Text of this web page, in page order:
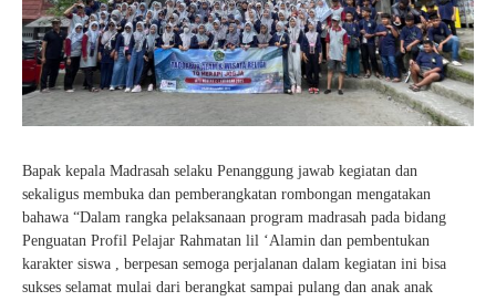
Bapak kepala Madrasah selaku Penanggung jawab kegiatan dan
sekaligus membuka dan pemberangkatan rombongan mengatakan
bahawa “Dalam rangka pelaksanaan program madrasah pada bidang
Penguatan Profil Pelajar Rahmatan lil ‘Alamin dan pembentukan
karakter siswa , berpesan semoga perjalanan dalam kegiatan ini bisa
sukses selamat mulai dari berangkat sampai pulang dan anak anak